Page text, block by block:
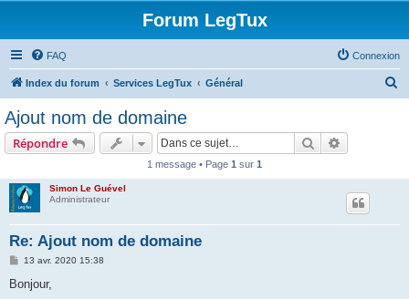
Forum LegTux
FAQ Connexion
Index du forum Services LegTux Général
Ajout nom de domaine
Répondre Rechercher
1 message • Page 1 sur 1
Simon Le Guével
Administrateur
Re: Ajout nom de domaine
M
s
13 avr. 2020 15:38
Bonjour,